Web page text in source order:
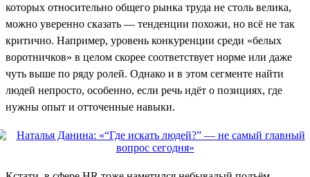
которых относительно общего рынка труда не столь велика,
можно уверенно сказать — тенденции похожи, но всё не так
критично. Например, уровень конкуренции среди «белых
воротничков» в целом скорее соответствует норме или даже
чуть выше по ряду ролей. Однако и в этом сегменте найти
людей непросто, особенно, если речь идёт о позициях, где
нужны опыт и отточенные навыки.